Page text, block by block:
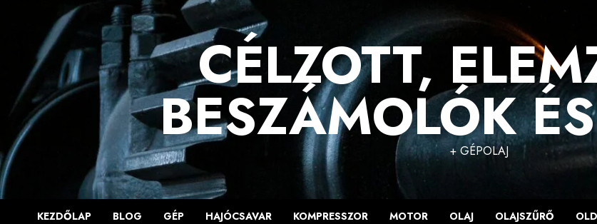
CÉLZOTT,
BESZÁMOLÓK
+ GÉPOLAJ
KEZDŐLAP BLOG GÉP HAJÓCSAVAR KOMPRESSZOR MOTOR OLAJ OLAJSZŰRŐ